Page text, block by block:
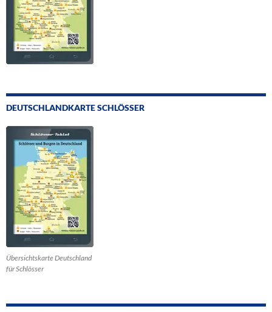
DEUTSCHLANDKARTE SCHLÖSSER
Übersichtskarte Deutschland
für Schlösser